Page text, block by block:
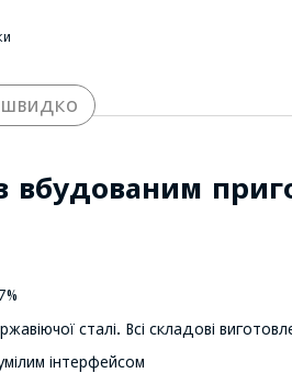
вбудованим
сталі. Всі складові
інтерфейсом